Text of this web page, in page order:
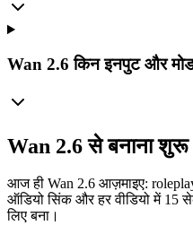
Wan 2.6 किन इनपुट और मोड
Wan 2.6 से बनाना
आज ही Wan 2.6 आज़माइए:
ऑडियो सिंक और हर वीडियो में
लिए बना।